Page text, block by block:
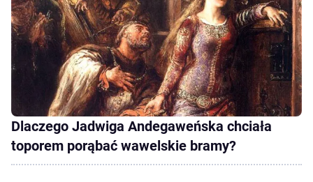
Dlaczego Jadwiga Andegaweńska chciała
toporem porąbać wawelskie bramy?